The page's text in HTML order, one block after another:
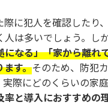
に犯人を確認したり
は多いでしょう。し
なる」「家から離れ
ます。そのため、防犯
際にどのくらいの家
と導入におすすめの